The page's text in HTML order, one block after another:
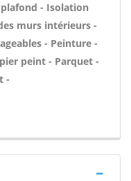
- Isolation
murs intérieurs -
- Peinture -
peint - Parquet -
-